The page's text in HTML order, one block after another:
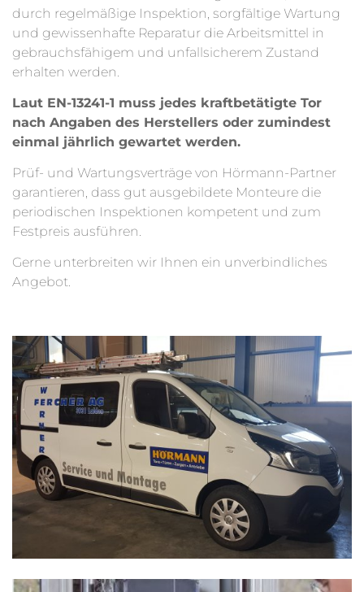
durch regelmäßige Inspektion, sorgfältige Wartung
und gewissenhafte Reparatur die Arbeitsmittel in
gebrauchsfähigem und unfallsicherem Zustand
erhalten werden.
Laut EN-13241-1 muss jedes kraftbetätigte Tor
nach Angaben des Herstellers oder zumindest
einmal jährlich gewartet werden.
Prüf- und Wartungsverträge von Hörmann-Partner
garantieren, dass gut ausgebildete Monteure die
periodischen Inspektionen kompetent und zum
Festpreis ausführen.
Gerne unterbreiten wir Ihnen ein unverbindliches
Angebot.